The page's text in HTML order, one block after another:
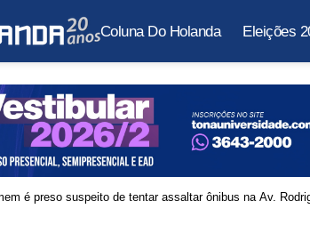
Coluna Do Holanda Eleições
é preso suspeito de tentar assaltar ônibus na Av.